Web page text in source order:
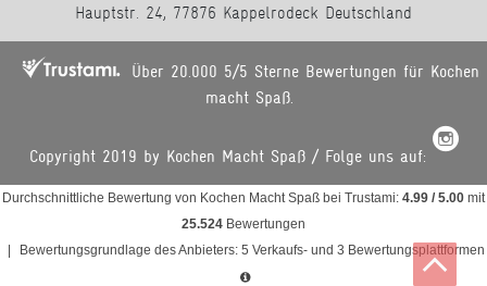
Hauptstr. 24, 77876 Kappelrodeck Deutschland
Über 20.000 5/5 Sterne Bewertungen für Kochen
macht Spaß.
Copyright 2019 by Kochen Macht Spaß / Folge uns auf:
Durchschnittliche Bewertung von Kochen Macht Spaß bei Trustami: 4.99 / 5.00 mit
25.524 Bewertungen
|
Bewertungsgrundlage des Anbieters: 5 Verkaufs- und 3 Bewertungsplattformen